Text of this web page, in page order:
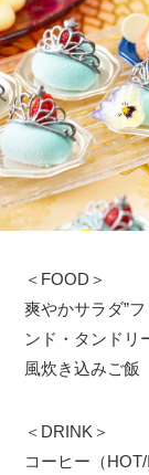
＜FOOD＞
爽やかサラダ”
ンド・タンドリ
風炊き込みご飯
＜DRINK＞
コーヒー（